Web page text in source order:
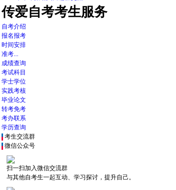
传爱自考考生服务
自考介绍
报名报考
时间安排
准考...
成绩查询
考试科目
学士学位
实践考核
毕业论文
转考免考
考办联系
学历查询
考生交流群
微信公众号
扫一扫加入微信交流群
与其他自考生一起互动、学习探讨，提升自己。